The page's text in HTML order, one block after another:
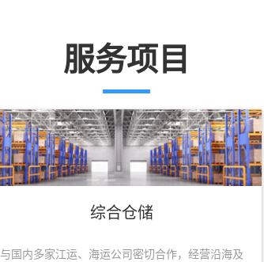
服务项目
综合仓储
与国内多家江运、海运公司密切合作，经营沿海及